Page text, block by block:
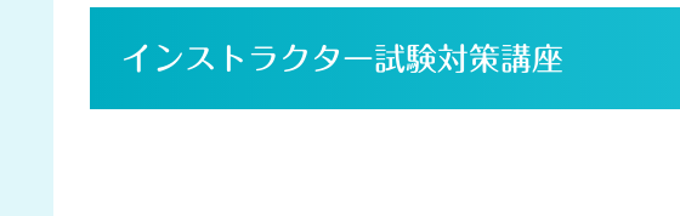
インストラクター試験対策講座